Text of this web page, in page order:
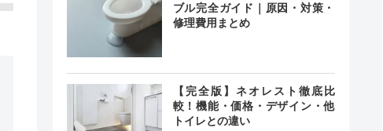
ブル完全ガイド｜原因・対策・
修理費用まとめ
【完全版】ネオレスト徹底比
較！機能・価格・デザイン・他
トイレとの違い